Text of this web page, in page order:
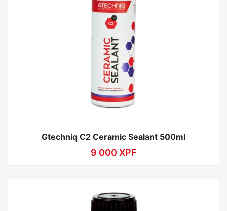
Gtechniq C2 Ceramic Sealant 500ml
9 000 XPF